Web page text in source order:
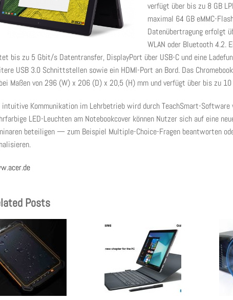
verfügt über bis zu 8 GB
maximal 64 GB eMMC-
Datenübertragung erfolgt
WLAN oder Bluetooth 4.2.
bis zu 5 Gbit/s Datentransfer, DisplayPort über USB-C und eine
USB 3.0 Schnittstellen sowie ein HDMI-Port an Bord. Das
Maßen von 296 (W) x 206 (D) x 20,5 (H) mm und verfügt über bis zu
intuitive Kommunikation im Lehrbetrieb wird durch TeachSmart-
LED-Leuchten am Notebookcover können Nutzer sich auf eine
beteiligen — zum Beispiel Multiple-Choice-Fragen beantworten
Posts